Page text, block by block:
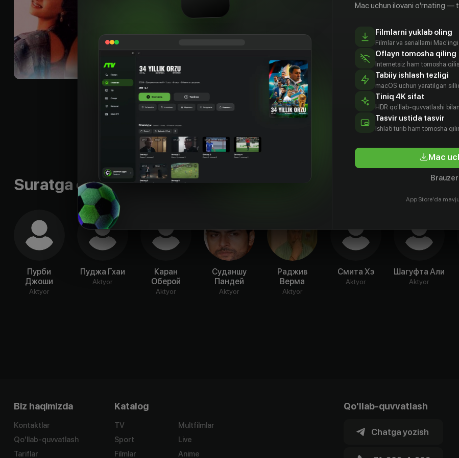
спокойной семейной жизни. Брачная церемония прошла
празднично и без проблем. В брачную ночь Неха сама признается
мужу, что не является той самой девушкой, на которой он должен
был жениться, согласно договоренностям родителей. Раджив в
ответ говорит, что знает от подмене со слов Никиты и
согласился, так как ему нужна именно такая спокойная жена как
Неха, а не актриса с амбициями. В родном доме у сестер их
тетушка находит письмо, в котором Никита пишет, что убегает в
Бомбей (Мумбай) сниматься в кино и просит прощения, что
толкнула сестру на обман со свадьбой. Эту же информацию
тетушка моментально донесла и до матери жениха, миссис
Гаятри. Разгневанная свекровь выгоняет из дома невестку-
обманшицу...
Til rus
Suratga olish guruhi
Пурби
Джоши
Aktyor
Пуджа Гхаи
Aktyor
Каран
Оберой
Aktyor
Суданшу
Пандей
Aktyor
Раджив
Верма
Aktyor
Смита Хэ
Aktyor
Шагуфта Али
Aktyor
Biz haqimizda
Kontaktlar
Qo'llab-quvvatlash
Tariflar
Katalog
TV
Sport
Filmlar
Multfilmlar
Live
Anime
Qo'llab-quvvatlash
Chatga yozish
Mac uchun ilovani o'rnating —
Filmlarni yuklab oling
Filmlar va seriallarni
Oflayn tomosha qiling
Internetsiz ham tomosha
Tabiiy ishlash tezligi
macOS uchun yaratilgan
Tiniq 4K sifat
HDR qo'llab-quvvatlashi
Tasvir ustida tasvir
Ishlаб turib ham tomosha
Mac
App Store'da